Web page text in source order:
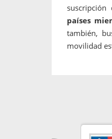
suscripción
países
también,
movilidad